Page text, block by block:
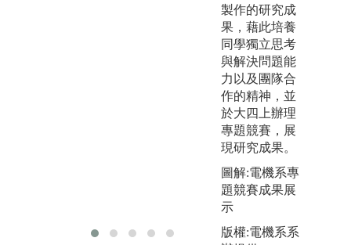
器實驗、通訊
實驗、光電實
驗、微處理機
原理及實習、
電磁應用與實
習等。
圖解:電子電路
實驗課程
製作的研究成
果，藉此培養
同學獨立思考
與解決問題能
力以及團隊合
作的精神，並
於大四上辦理
專題競賽，展
現研究成果。
圖解:電機系專
題競賽成果展
示
版權:電機系系